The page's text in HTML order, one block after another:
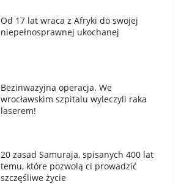
Od 17 lat wraca z Afryki do swojej
niepełnosprawnej ukochanej
Bezinwazyjna operacja. We
wrocławskim szpitalu wyleczyli raka
laserem!
20 zasad Samuraja, spisanych 400 lat
temu, które pozwolą ci prowadzić
szczęśliwe życie